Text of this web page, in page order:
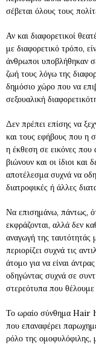
σέβεται όλους τους
Αν και διαφορετικοί
με διαφορετικό τρόπο,
άνθρωποι υποβλήθηκαν
ζωή τους λόγω της
δημόσιο χώρο που να
σεξουαλική
Δεν πρέπει επίσης να
και τους εφήβους που η
η έκθεση σε εικόνες που
βιώνουν και οι ίδιοι και
αποτέλεσμα συχνά να
διατροφικές ή άλλες
Να επισημάνω, πάντως,
εκφράζονται, αλλά δεν
αναγωγή της ταυτότητάς
περιορίζει συχνά τις
άτομο για να είναι
οδηγώντας συχνά σε
στερεότυπα που
Το ωραίο σύνθημα Hair
που επαναφέρει
ρόλο της ομοφυλόφιλης,